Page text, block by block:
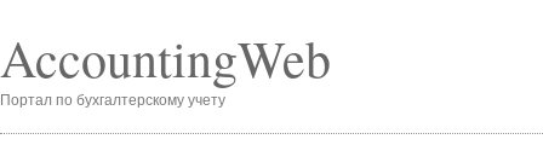
AccountingWeb
Портал по бухгалтерскому учету